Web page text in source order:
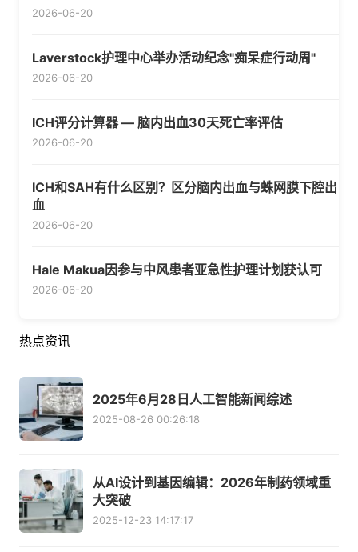
2026-06-20
Laverstock护理中心举办活动纪念"痴呆症行动周"
2026-06-20
ICH评分计算器 — 脑内出血30天死亡率评估
2026-06-20
ICH和SAH有什么区别？区分脑内出血与蛛网膜下腔出
血
2026-06-20
Hale Makua因参与中风患者亚急性护理计划获认可
2026-06-20
热点资讯
2025年6月28日人工智能新闻综述
2025-08-26 00:26:18
从AI设计到基因编辑：2026年制药领域重
大突破
2025-12-23 14:17:17